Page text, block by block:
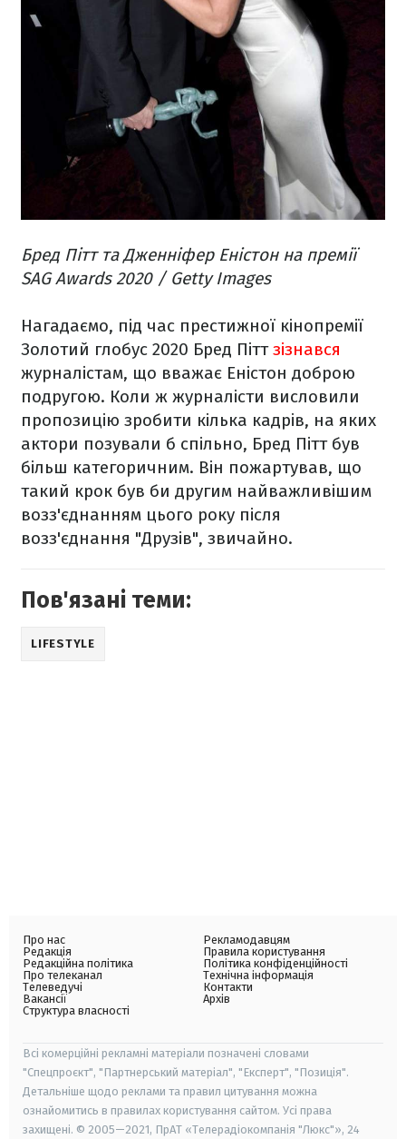
Бред Пітт та Дженніфер Еністон на премії
SAG Awards 2020 / Getty Images
Нагадаємо, під час престижної кінопремії
Золотий глобус 2020 Бред Піттзізнався
журналістам, що вважає Еністон доброю
подругою. Коли ж журналісти висловили
пропозицію зробити кілька кадрів, на яких
актори позували б спільно, Бред Пітт був
більш категоричним. Він пожартував, що
такий крок був би другим найважливішим
возз'єднанням цього року після
возз'єднання "Друзів", звичайно.
Пов'язані теми:
LIFESTYLE
Про нас
Редакція
Редакційна політика
Про телеканал
Телеведучі
Вакансії
Структура власності
Рекламодавцям
Правила користування
Політика конфіденційності
Технічна інформація
Контакти
Архів
Всі комерційні рекламні матеріали позначені словами
"Спецпроєкт", "Партнерський матеріал", "Експерт", "Позиція".
Детальніше щодо реклами та правил цитування можна
ознайомитись в правилах користування сайтом. Усі права
захищені. © 2005—2021, ПрАТ «Телерадіокомпанія "Люкс"», 24